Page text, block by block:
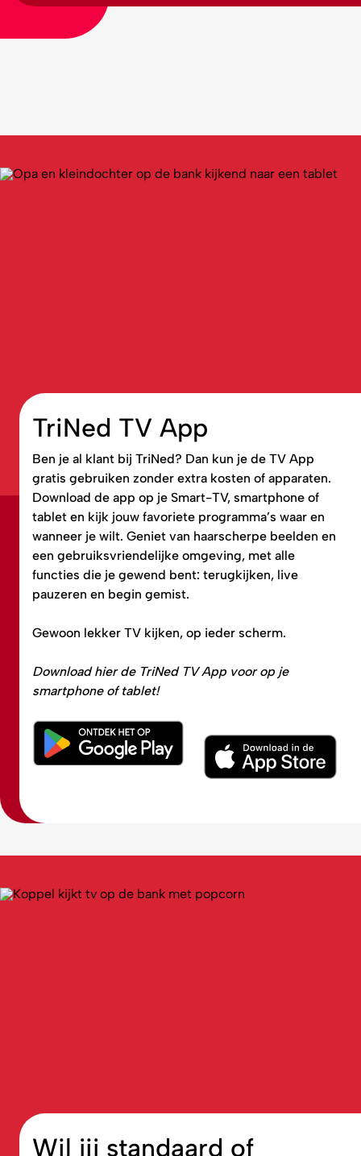
TriNed TV App
Ben je al klant bij TriNed? Dan kun je de TV App
gratis gebruiken zonder extra kosten of apparaten.
Download de app op je Smart-TV, smartphone of
tablet en kijk jouw favoriete programma’s waar en
wanneer je wilt. Geniet van haarscherpe beelden en
een gebruiksvriendelijke omgeving, met alle
functies die je gewend bent: terugkijken, live
pauzeren en begin gemist.
Gewoon lekker TV kijken, op ieder scherm.
Download hier de TriNed TV App voor op je
smartphone of tablet!
Wil jij standaard of